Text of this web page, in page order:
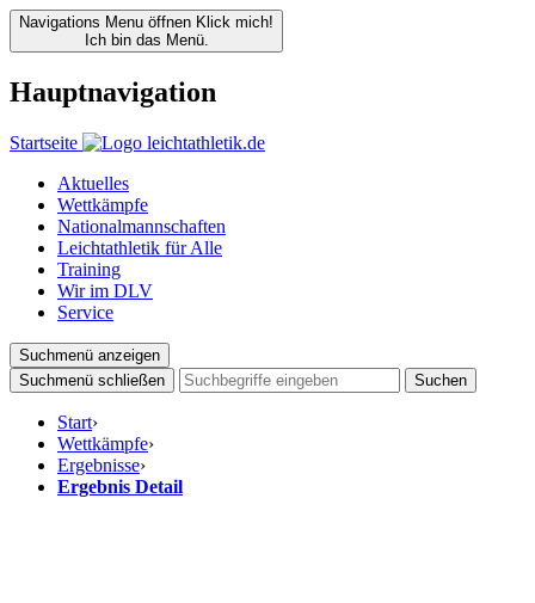
Navigations Menu öffnen Klick mich!
Ich bin das Menü.
Hauptnavigation
Startseite
Aktuelles
Wettkämpfe
Nationalmannschaften
Leichtathletik für Alle
Training
Wir im DLV
Service
Suchmenü anzeigen
Suchmenü schließen
Suchen
Start›
Wettkämpfe›
Ergebnisse›
Ergebnis Detail